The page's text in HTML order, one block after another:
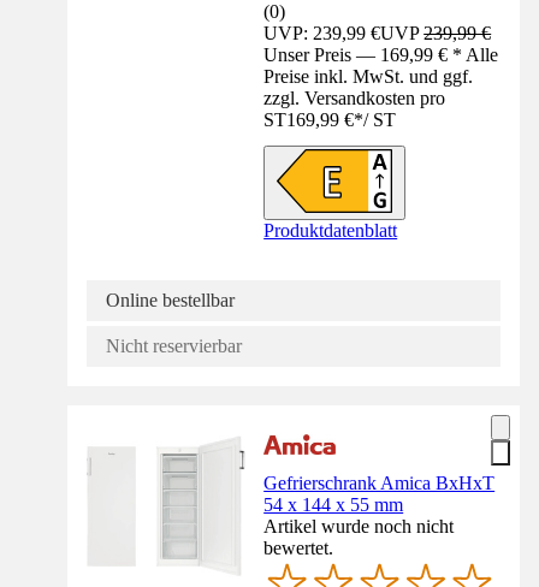
(0)
UVP: 239,99 €UVP239,99 €
Unser Preis — 169,99 € * Alle
Preise inkl. MwSt. und ggf.
zzgl. Versandkosten pro
ST169,99 €*/ ST
Produktdatenblatt
Online bestellbar
Nicht reservierbar
Gefrierschrank Amica BxHxT
54 x 144 x 55 mm
Artikel wurde noch nicht
bewertet.